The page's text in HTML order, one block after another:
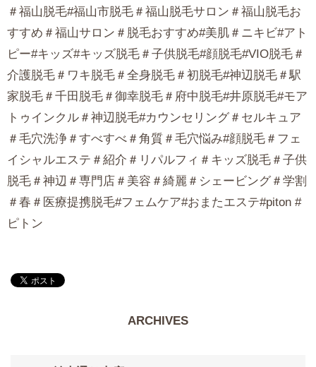
＃福山脱毛#福山市脱毛＃福山脱毛サロン＃福山脱毛お
すすめ＃福山サロン＃脱毛おすすめ#美肌＃ニキビ#アト
ピー#キッズ#キッズ脱毛＃子供脱毛#顔脱毛#VIO脱毛＃
介護脱毛＃ワキ脱毛＃全身脱毛＃初脱毛#神辺脱毛＃駅
家脱毛＃千田脱毛＃御幸脱毛＃府中脱毛#井原脱毛#モア
トゥインクル＃神辺脱毛#カウンセリング＃セルキュア
＃毛穴洗浄＃すべすべ＃角質＃毛穴悩み#顔脱毛＃フェ
イシャルエステ＃紹介＃リパルフィ＃キッズ脱毛＃子供
脱毛＃神辺＃専門店＃美容＃綺麗＃シェービング＃学割
＃春＃医療提携脱毛#フェムケア#おまたエステ#piton #
ピトン
ARCHIVES